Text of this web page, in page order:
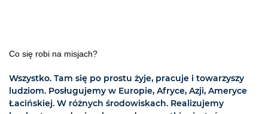
Co się robi na misjach?
Wszystko. Tam się po prostu żyje, pracuje i towarzyszy
ludziom. Posługujemy w Europie, Afryce, Azji, Ameryce
Łacińskiej. W różnych środowiskach. Realizujemy